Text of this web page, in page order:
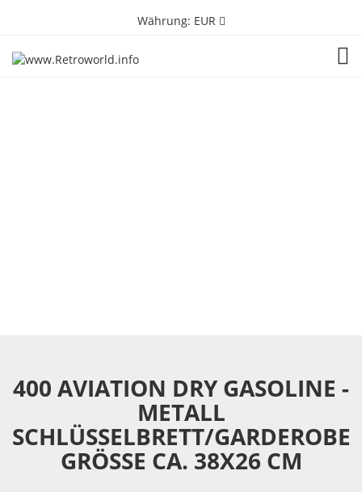
Währung: EUR
400 AVIATION DRY GASOLINE -
METALL
SCHLÜSSELBRETT/GARDEROBE
GRÖSSE CA. 38X26 CM